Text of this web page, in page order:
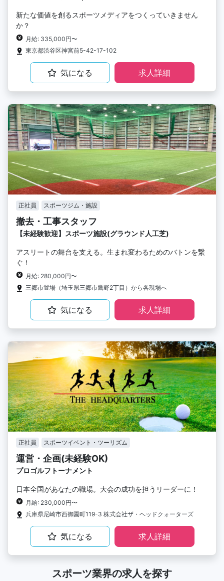
新たな価値を創るスポーツメディアをつくっていきません
か？
月給: 335,000円〜
東京都渋谷区神宮前5-42-17-102
気になる 求人詳細
正社員 スポーツジム・施設
撤去・工事スタッフ
【未経験歓迎】スポーツ施設(グラウンド人工芝)
アスリートの舞台を支える。生まれ変わるためのバトンを繋
ぐ！
月給: 280,000円〜
三郷市置場（埼玉県三郷市鷹野2丁目）から各現場へ
気になる 求人詳細
正社員 スポーツイベント・ツーリズム
運営・企画(未経験OK)
プロゴルフトーナメント
日本全国があなたの職場。大会の成功を担うリーダーに！
月給: 230,000円〜
兵庫県尼崎市西御園町119-3 株式会社ザ・ヘッドクォーターズ
気になる 求人詳細
スポーツ業界の求人を探す